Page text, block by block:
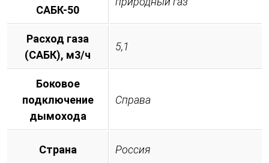
САБК-50
Расход газа
(САБК), м3/ч
5,1
Боковое
подключение
дымохода
Справа
Страна Россия